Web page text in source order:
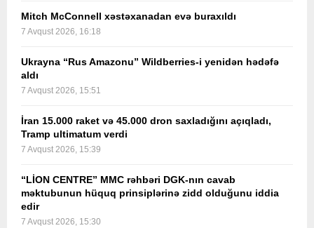
Mitch McConnell xəstəxanadan evə buraxıldı
7 Avqust 2026, 16:18
Ukrayna “Rus Amazonu” Wildberries-i yenidən hədəfə
aldı
7 Avqust 2026, 15:51
İran 15.000 raket və 45.000 dron saxladığını açıqladı,
Tramp ultimatum verdi
7 Avqust 2026, 15:39
“LİON CENTRE” MMC rəhbəri DGK-nın cavab
məktubunun hüquq prinsiplərinə zidd olduğunu iddia
edir
7 Avqust 2026, 15:30